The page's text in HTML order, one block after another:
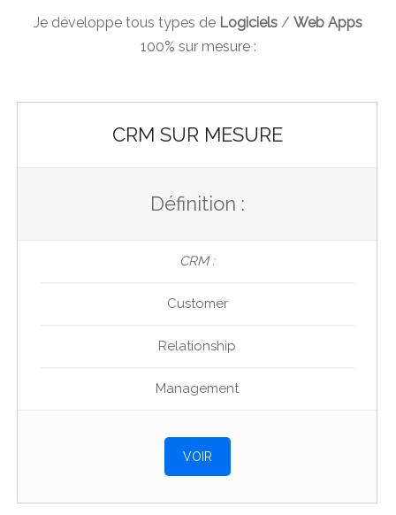
Je développe tous types de Logiciels / Web Apps
100% sur mesure :
CRM SUR MESURE
Définition :
CRM :
Customer
Relationship
Management
VOIR